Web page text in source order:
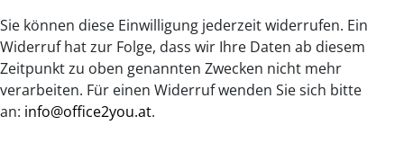
Sie können diese Einwilligung jederzeit widerrufen. Ein
Widerruf hat zur Folge, dass wir Ihre Daten ab diesem
Zeitpunkt zu oben genannten Zwecken nicht mehr
verarbeiten. Für einen Widerruf wenden Sie sich bitte
an: info@office2you.at.